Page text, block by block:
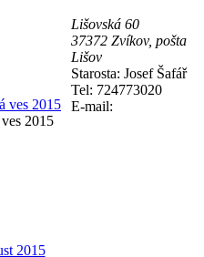
2015
Lišovská 60
37372 Zvíkov, pošta
Lišov
Starosta: Josef Šafář
Tel: 724773020
E-mail: